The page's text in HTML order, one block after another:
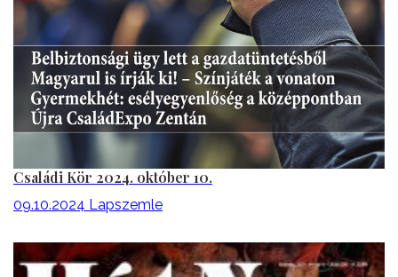
Családi Kör 2024. október 10.
09.10.2024 Lapszemle